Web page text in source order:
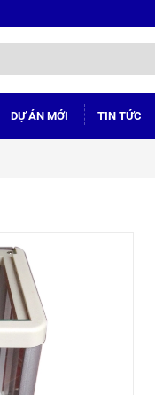
DỰ ÁN MỚI TIN TỨC